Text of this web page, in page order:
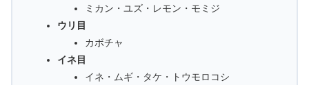
ミカン・ユズ・レモン・モミジ
ウリ目
カボチャ
イネ目
イネ・ムギ・タケ・トウモロコシ